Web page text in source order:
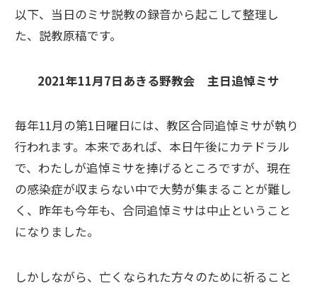
以下、当日のミサ説教の録音から起こして整理し
た、説教原稿です。
2021年11月7日あきる野教会 主日追悼ミサ
毎年11月の第1日曜日には、教区合同追悼ミサが執り
行われます。本来であれば、本日午後にカテドラル
で、わたしが追悼ミサを捧げるところですが、現在
の感染症が収まらない中で大勢が集まることが難し
く、昨年も今年も、合同追悼ミサは中止ということ
になりました。
しかしながら、亡くなられた方々のために祈ること